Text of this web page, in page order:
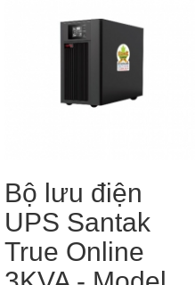
Bộ lưu điện
UPS Santak
True Online